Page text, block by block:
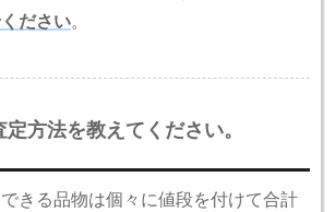
ださい。
方法を教えてください。
きる品物は個々に値段を付けて合計